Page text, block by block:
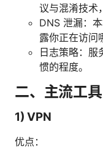
议与混淆技术
DNS 泄漏：
露你正在访问
日志策略：服
惯的程度。
二、主流工
1) VPN
优点：